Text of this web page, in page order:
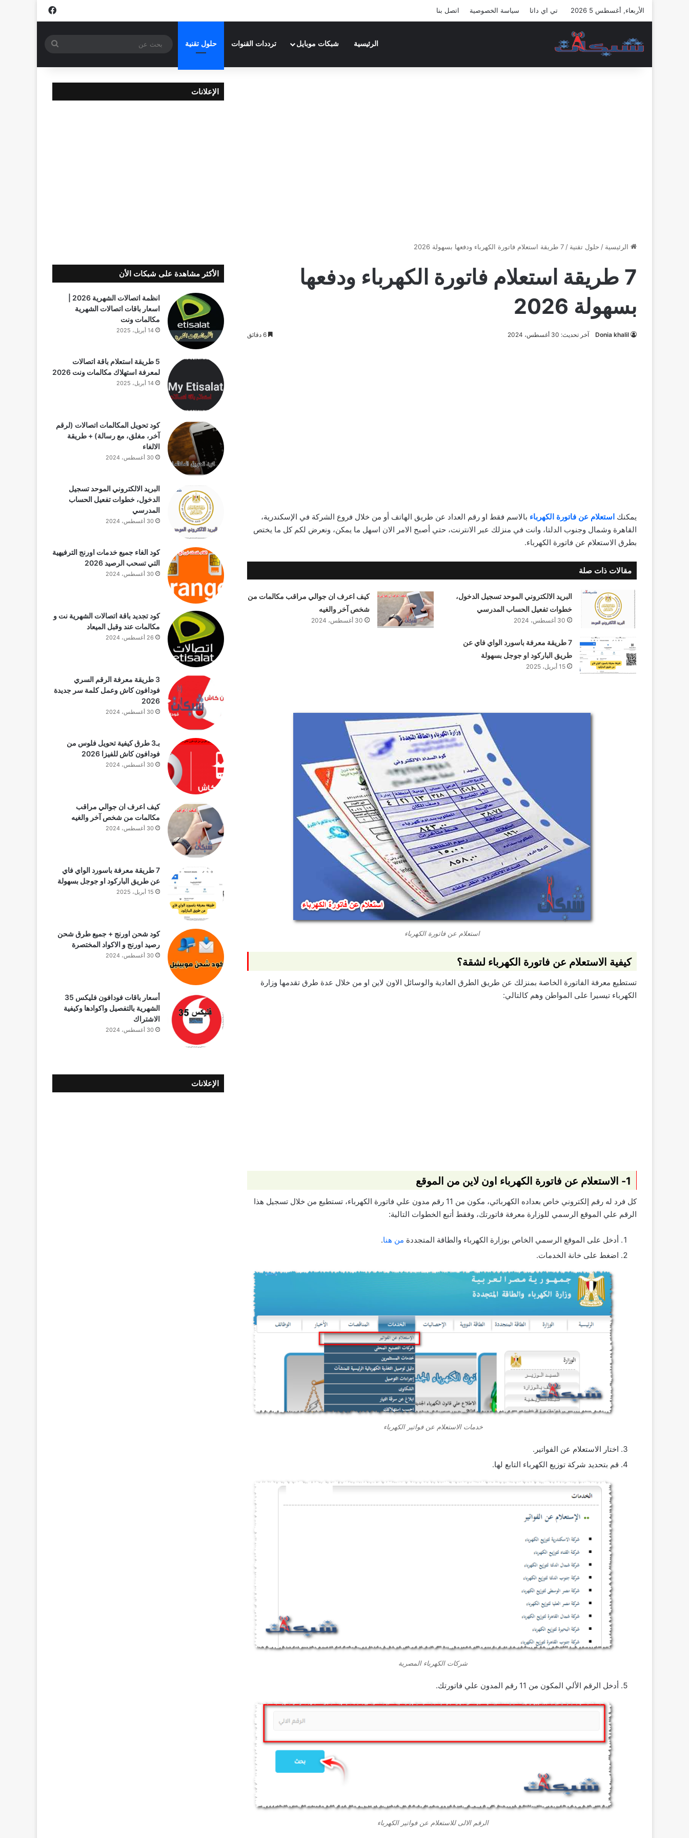
الأربعاء, أغسطس 5 2026 تي اي داتا سياسة الخصوصية اتصل بنا فيسبوك
الرئيسية شبكات موبايل ترددات القنوات حلول تقنية
بحث
الرئيسية / حلول تقنية / 7 طريقة استعلام فاتورة الكهرباء ودفعها بسهولة 2026
7 طريقة استعلام فاتورة الكهرباء ودفعها
بسهولة 2026
Donia khalil آخر تحديث: 30 أغسطس، 2024
يمكنك استعلام عن فاتورة الكهرباء بالاسم فقط او رقم العداد عن طريق الهاتف أو من خلال فروع الشركة في الإسكندرية،
القاهرة وشمال وجنوب الدلتا، وانت في منزلك عبر الانترنت، حتي أصبح الامر الان اسهل ما يمكن، ونعرض لكم كل ما يختص
بطرق الاستعلام عن فاتورة الكهرباء.
مقالات ذات صلة
البريد الالكتروني الموحد تسجيل الدخول،
خطوات تفعيل الحساب المدرسي
30 أغسطس، 2024
كيف اعرف ان جوالي مراقب مكالمات من
شخص آخر والغيه
30 أغسطس، 2024
7 طريقة معرفة باسورد الواي فاي عن
طريق الباركود او جوجل بسهولة
15 أبريل، 2025
استعلام عن فاتورة الكهرباء
كيفية الاستعلام عن فاتورة الكهرباء لشقة؟
تستطيع معرفة الفاتورة الخاصة بمنزلك عن طريق الطرق العادية والوسائل الاون لاين او من خلال عدة طرق تقدمها وزارة
الكهرباء تيسيرا على المواطن وهم كالتالي:
1- الاستعلام عن فاتورة الكهرباء اون لاين من الموقع
كل فرد له رقم إلكتروني خاص بعداده الكهربائي، مكون من 11 رقم مدون علي فاتورة الكهرباء، تستطيع من خلال تسجيل هذا
الرقم علي الموقع الرسمي للوزارة معرفة فاتورتك، وفقط أتبع الخطوات التالية:
أدخل على الموقع الرسمي الخاص بوزارة الكهرباء والطاقة المتجددة من هنا.
اضغط على خانة الخدمات.
خدمات الاستعلام عن فواتير الكهرباء
اختار الاستعلام عن الفواتير.
قم بتحديد شركة توزيع الكهرباء التابع لها.
شركات الكهرباء المصرية
أدخل الرقم الألي المكون من 11 رقم المدون علي فاتورتك.
الرقم الالى للاستعلام عن فواتير الكهرباء
الإعلانات
الأكثر مشاهدة على شبكات الأن
اسعار باقات اتصالات الشهرية
مكالمات ونت
14 أبريل، 2025
5 طريقة استعلام باقة اتصالات
لمعرفة استهلاك مكالمات ونت 2026
14 أبريل، 2025
كود تحويل المكالمات اتصالات (لرقم
آخر، مغلق، مع رسالة) + طريقة
الالغاء
30 أغسطس، 2024
البريد الالكتروني الموحد تسجيل
الدخول، خطوات تفعيل الحساب
المدرسي
30 أغسطس، 2024
كود الغاء جميع خدمات اورنج الترفيهية
التي تسحب الرصيد 2026
30 أغسطس، 2024
كود تجديد باقة اتصالات الشهرية نت و
مكالمات عند وقبل الميعاد
26 أغسطس، 2024
3 طريقة معرفة الرقم السري
فودافون كاش وعمل كلمة سر جديدة
2026
30 أغسطس، 2024
بـ3 طرق كيفية تحويل فلوس من
فودافون كاش للفيزا 2026
30 أغسطس، 2024
كيف اعرف ان جوالي مراقب
مكالمات من شخص آخر والغيه
30 أغسطس، 2024
7 طريقة معرفة باسورد الواي فاي
عن طريق الباركود او جوجل بسهولة
15 أبريل، 2025
كود شحن اورنج + جميع طرق شحن
رصيد اورنج و الاكواد المختصرة
30 أغسطس، 2024
أسعار باقات فودافون فلیکس 35
الشهرية بالتفصيل واكوادها وكيفية
الاشتراك
30 أغسطس، 2024
الإعلانات